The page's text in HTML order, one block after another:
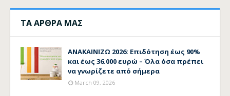
ΤΑ ΑΡΘΡΑ ΜΑΣ
ΑΝΑΚΑΙΝΙΖΩ 2026: Επιδότηση έως 90%
και έως 36.000 ευρώ – Όλα όσα πρέπει
να γνωρίζετε από σήμερα
March 09, 2026